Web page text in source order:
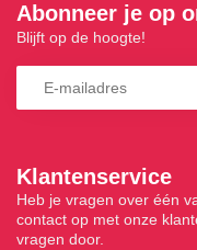
Klantenservice
Heb je vragen over één
contact op met onze
vragen door.
Abonneer je op
Blijft op de hoogte!